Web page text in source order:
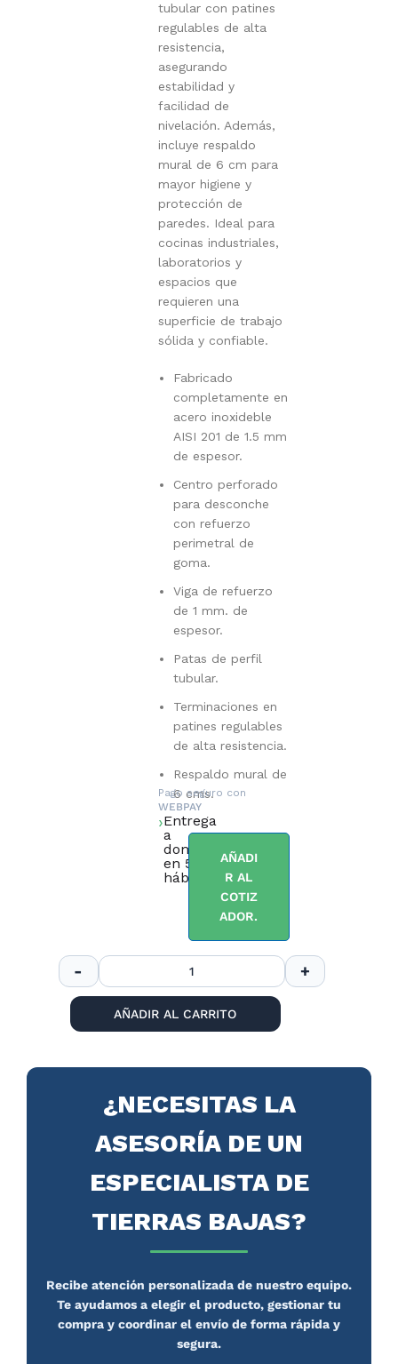
tubular con patines
regulables de alta
resistencia,
asegurando
estabilidad y
facilidad de
nivelación. Además,
incluye respaldo
mural de 6 cm para
mayor higiene y
protección de
paredes. Ideal para
cocinas industriales,
laboratorios y
espacios que
requieren una
superficie de trabajo
sólida y confiable.
Fabricado
completamente en
acero inoxideble
AISI 201 de 1.5 mm
de espesor.
Centro perforado
para desconche
con refuerzo
perimetral de
goma.
Viga de refuerzo
de 1 mm. de
espesor.
Patas de perfil
tubular.
Terminaciones en
patines regulables
de alta resistencia.
Respaldo mural de
6 cms.
Pago seguro con
WEBPAY
Entrega
a
domicilio
en 5 días
hábiles.
AÑADI
R AL
COTIZ
ADOR.
AÑADIR AL CARRITO
¿NECESITAS LA
ASESORÍA DE UN
ESPECIALISTA DE
TIERRAS BAJAS?
Recibe atención personalizada de nuestro equipo.
Te ayudamos a elegir el producto, gestionar tu
compra y coordinar el envío de forma rápida y
segura.